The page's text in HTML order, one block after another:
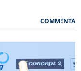
COMMENTA